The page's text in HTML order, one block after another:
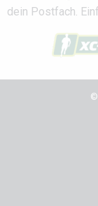
dein Postfach.
©